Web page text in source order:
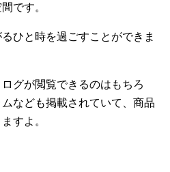
です。
ひと時を過ごすことができま
グが閲覧できるのはもちろ
なども掲載されていて、商品
すよ。